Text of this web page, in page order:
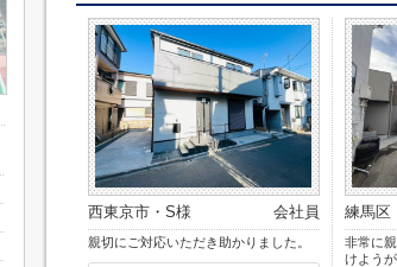
西東京市・S様 会社員
親切にご対応いただき助かりました。
練馬区
非常に
けようが